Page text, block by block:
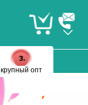
крупный опт